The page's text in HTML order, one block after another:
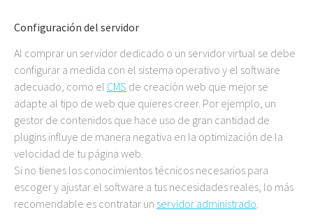
Configuración del servidor
Al comprar un servidor dedicado o un servidor virtual se debe
configurar a medida con el sistema operativo y el software
adecuado, como el CMS de creación web que mejor se
adapte al tipo de web que quieres creer. Por ejemplo, un
gestor de contenidos que hace uso de gran cantidad de
plugins influye de manera negativa en la optimización de la
velocidad de tu página web.
Si no tienes los conocimientos técnicos necesarios para
escoger y ajustar el software a tus necesidades reales, lo más
recomendable es contratar un servidor administrado.